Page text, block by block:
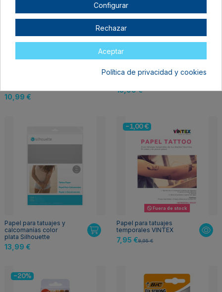
10,99 €
calcomanías en color
13,99 €
Papel para tatuajes y
calcomanías color
plata Silhouette
13,99 €
-1,00 €
Fuera de stock
Papel para tatuajes
temporales VINTEX
7,95 €8,95 €
-20%
Configurar
Rechazar
Aceptar
Política de privacidad y cookies